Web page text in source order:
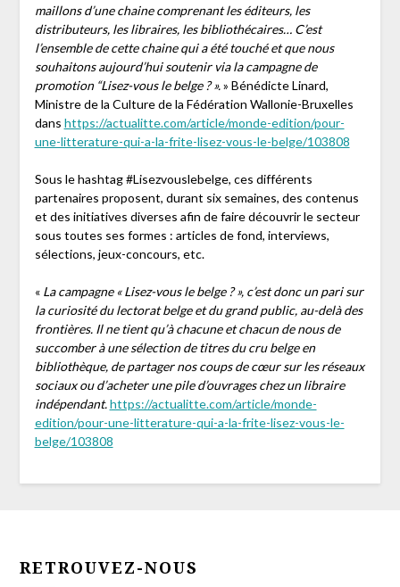
maillons d’une chaine comprenant les éditeurs, les
distributeurs, les libraires, les bibliothécaires… C’est
l’ensemble de cette chaine qui a été touché et que nous
souhaitons aujourd’hui soutenir via la campagne de
promotion “Lisez-vous le belge ? ».» Bénédicte Linard,
Ministre de la Culture de la Fédération Wallonie-Bruxelles
dans https://actualitte.com/article/monde-edition/pour-
une-litterature-qui-a-la-frite-lisez-vous-le-belge/103808
Sous le hashtag #Lisezvouslebelge, ces différents
partenaires proposent, durant six semaines, des contenus
et des initiatives diverses afin de faire découvrir le secteur
sous toutes ses formes : articles de fond, interviews,
sélections, jeux-concours, etc.
« La campagne « Lisez-vous le belge ? », c’est donc un pari sur
la curiosité du lectorat belge et du grand public, au-delà des
frontières. Il ne tient qu’à chacune et chacun de nous de
succomber à une sélection de titres du cru belge en
bibliothèque, de partager nos coups de cœur sur les réseaux
sociaux ou d’acheter une pile d’ouvrages chez un libraire
indépendant. https://actualitte.com/article/monde-
edition/pour-une-litterature-qui-a-la-frite-lisez-vous-le-
belge/103808
RETROUVEZ-NOUS